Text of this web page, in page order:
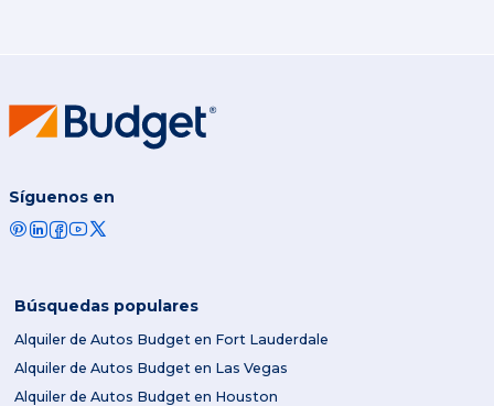
Síguenos en
Búsquedas populares
Alquiler de Autos Budget en Fort Lauderdale
Alquiler de Autos Budget en Las Vegas
Alquiler de Autos Budget en Houston